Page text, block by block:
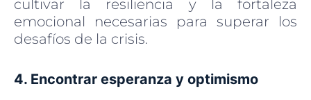
cultivar la resiliencia y la fortaleza
emocional necesarias para superar los
desafíos de la crisis.
4. Encontrar esperanza y optimismo